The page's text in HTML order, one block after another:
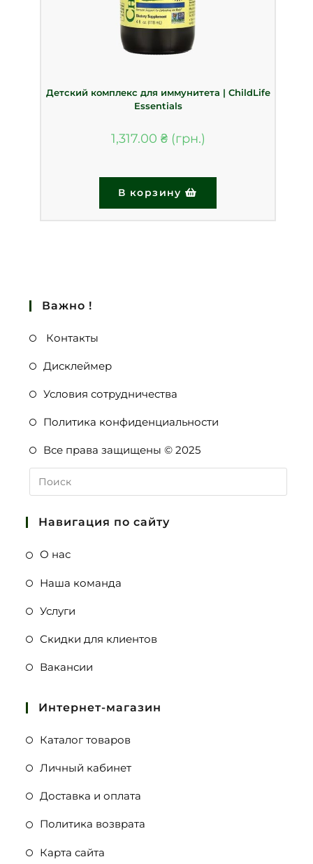
Детский комплекс для иммунитета | ChildLife
Essentials
1,317.00 ₴
В корзину
Важно !
Контакты
Дисклеймер
Условия сотрудничества
Политика конфиденциальности
Все права защищены © 2025
Навигация по сайту
О нас
Наша команда
Услуги
Скидки для клиентов
Вакансии
Интернет-магазин
Каталог товаров
Личный кабинет
Доставка и оплата
Политика возврата
Карта сайта